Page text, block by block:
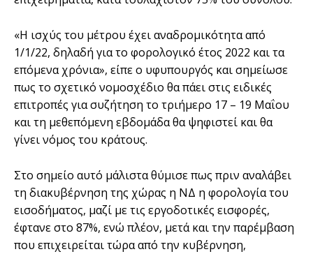
«Η ισχύς του μέτρου έχει αναδρομικότητα από
1/1/22, δηλαδή για το φορολογικό έτος 2022 και τα
επόμενα χρόνια», είπε ο υφυπουργός και σημείωσε
πως το σχετικό νομοσχέδιο θα πάει στις ειδικές
επιτροπές για συζήτηση το τριήμερο 17 – 19 Μαΐου
και τη μεθεπόμενη εβδομάδα θα ψηφιστεί και θα
γίνει νόμος του κράτους.
Στο σημείο αυτό μάλιστα θύμισε πως πριν αναλάβει
τη διακυβέρνηση της χώρας η ΝΔ η φορολογία του
εισοδήματος, μαζί με τις εργοδοτικές εισφορές,
έφτανε στο 87%, ενώ πλέον, μετά και την παρέμβαση
που επιχειρείται τώρα από την κυβέρνηση,